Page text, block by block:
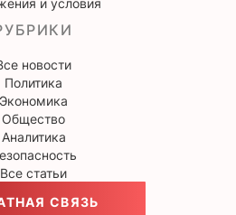
новости
Политика
Экономика
Общество
Аналитика
Все статьи
СВЯЗЬ